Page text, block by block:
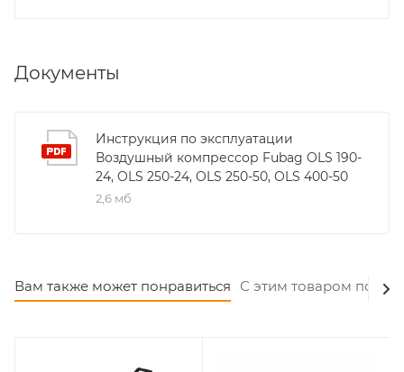
Документы
Инструкция по эксплуатации
Воздушный компрессор Fubag OLS 190-
24, OLS 250-24, OLS 250-50, OLS 400-50
2,6 мб
Вам также может понравиться С этим товаром